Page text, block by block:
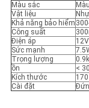
Màu sắc
Vật liệu
Khả năng bảo hiểm
Công suất
Điện áp
12V
Sức mạnh
Trọng lượng
ồn
<
Kích thước
Cài đặt